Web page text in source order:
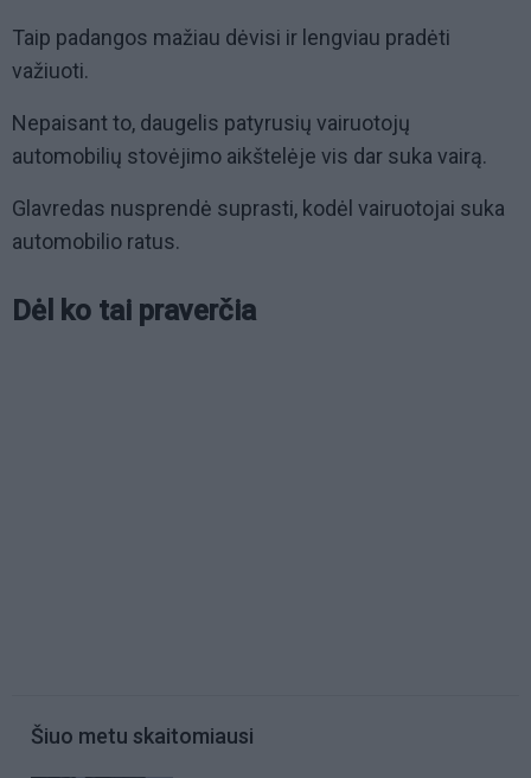
Taip padangos mažiau dėvisi ir lengviau pradėti
važiuoti.
Nepaisant to, daugelis patyrusių vairuotojų
automobilių stovėjimo aikštelėje vis dar suka vairą.
Glavredas nusprendė suprasti, kodėl vairuotojai suka
automobilio ratus.
Dėl ko tai praverčia
Šiuo metu skaitomiausi